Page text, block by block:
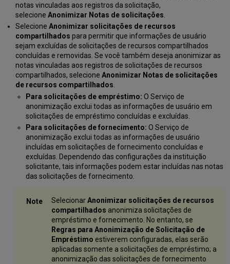
notas vinculadas aos registros da solicitação,
selecione Anonimizar Notas de solicitações
Selecione Anonimizar solicitações de recursos
compartilhados para permitir que informações de usuário
sejam excluídas de solicitações de recursos compartilhados
concluídas e removidas. Se você também deseja anonimizar as
notas vinculadas aos registros de solicitações de recursos
compartilhados, selecione Anonimizar Notas de solicitações
de recursos compartilhados.
Para solicitações de empréstimo: O Serviço de
anonimização exclui todas as informações de usuário em
solicitações de empréstimo concluídas e excluídas.
Para solicitações de fornecimento: O Serviço de
anonimização exclui todas as informações de usuário
incluídas em solicitações de fornecimento concluídas e
excluídas. Dependendo das configurações da instituição
solicitante, tais informações podem estar incluídas nas notas
das solicitações de fornecimento.
SelecionarAnonimizar solicitações de recursos
compartilhados anonimiza solicitações de
empréstimo e fornecimento. No entanto, se
Regras para Anonimização de Solicitação de
Empréstimo estiverem configuradas, elas serão
aplicadas somente a solicitações de empréstimo; a
anonimização das solicitações de fornecimento